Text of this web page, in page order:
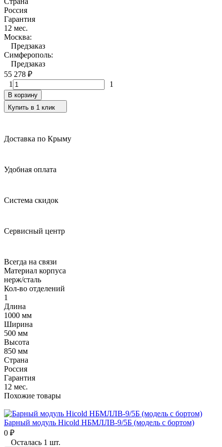
Россия
Гарантия
12 мес.
Москва:
Предзаказ
Симферополь:
Предзаказ
55 278 ₽
1
1
В корзину
Купить в 1 клик
Доставка по Крыму
Удобная оплата
Система скидок
Сервисный центр
Всегда на связи
Материал корпуса
нерж/сталь
Кол-во отделений
1
Длина
1000 мм
Ширина
500 мм
Высота
850 мм
Страна
Россия
Гарантия
12 мес.
Похожие товары
Барный модуль Hicold НБМЛЛВ-9/5Б (модель с бортом)
0 ₽
Осталась 1 шт.